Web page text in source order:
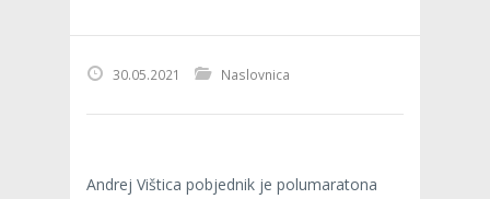
30.05.2021 Naslovnica
Andrej Vištica pobjednik je polumaratona